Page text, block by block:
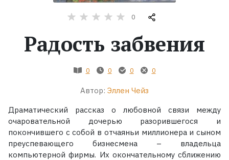
0
Радость забвения
0 0 0 0
Автор: Эллен Чейз
Драматический рассказ о любовной связи между
очаровательной дочерью разорившегося и
покончившего с собой в отчаяньи миллионера и сыном
преуспевающего бизнесмена – владельца
компьютерной фирмы. Их окончательному сближению